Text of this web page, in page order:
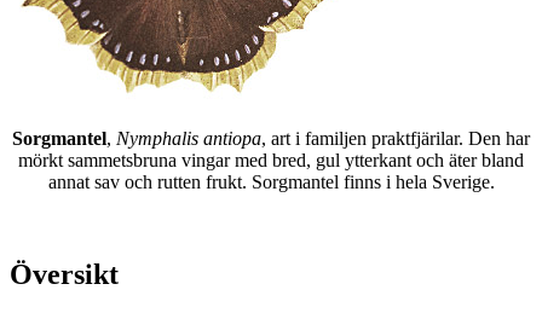
Sorgmantel, Nymphalis antiopa, art i familjen praktfjärilar. Den har
mörkt sammetsbruna vingar med bred, gul ytterkant och äter bland
annat sav och rutten frukt. Sorgmantel finns i hela Sverige.
Översikt